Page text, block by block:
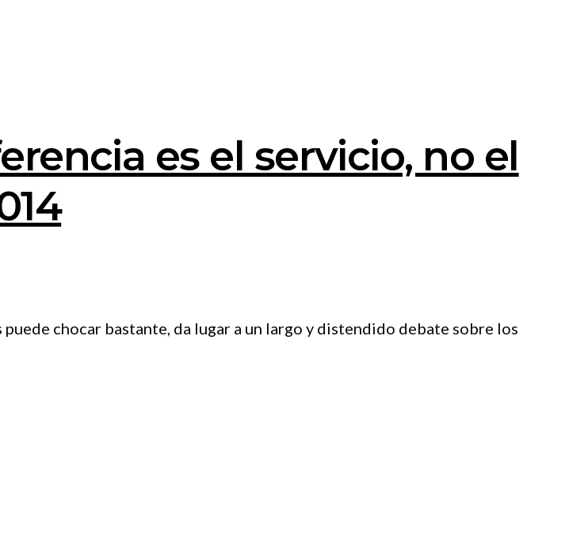
es el servicio, no el
chocar bastante, da lugar a un largo y distendido debate sobre los